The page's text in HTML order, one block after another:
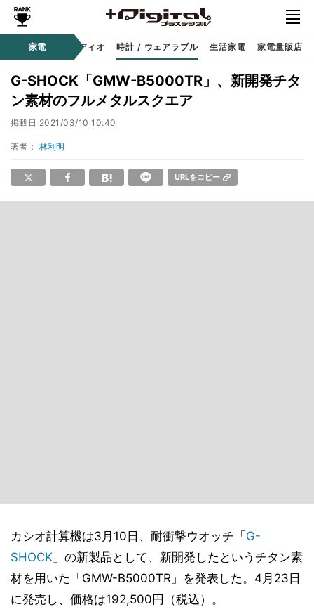
家電
サウンド / オーディオ 時計 / ウェアラブル 生活家電 家電量販店
G-SHOCK「GMW-B5000TR」、新開発チタ
ン素材のフルメタルスクエア
掲載日 2021/03/10 10:40
著者： 林利明
URLをコピー
カシオ計算機は3月10日、耐衝撃ウオッチ「 G-
SHOCK 」の新製品として、新開発したというチタン素
材を用いた「GMW-B5000TR」を発表した。4月23日
に発売し、価格は192,500円（税込）。